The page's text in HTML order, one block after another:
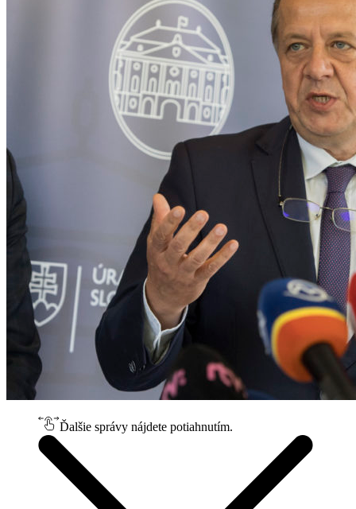
Ďalšie správy nájdete potiahnutím.